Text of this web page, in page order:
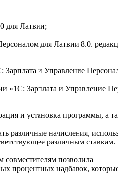
для Латвии;
для Латвии 8.0,
и Управление
«1С: Зарплата и Управление
и установка программы, а
различные начисления,
различным ставкам.
совместителям позволила
процентных надбавок,